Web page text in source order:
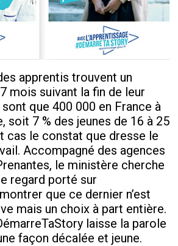
apprentis trouvent un
mois suivant la fin de leur
que 400 000 en France à
soit 7 % des jeunes de 16 à 25
cas le constat que dresse le
Accompagné des agences
le ministère cherche
regard porté sur
que ce dernier n’est
mais un choix à part entière.
laisse la parole
façon décalée et jeune.